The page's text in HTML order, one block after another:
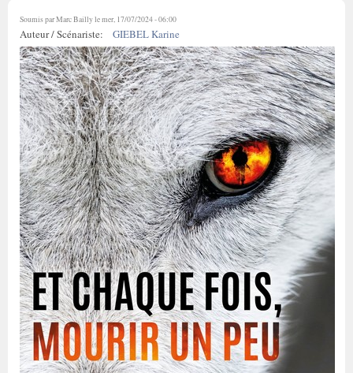
Soumis parMarc Baillyle mer, 17/07/2024 - 06:00
Auteur / Scénariste: GIEBEL Karine